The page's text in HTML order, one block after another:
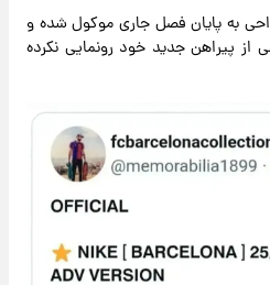
به پایان فصل جاری موکول شده و
از پیراهن جدید خود رونمایی نکرده